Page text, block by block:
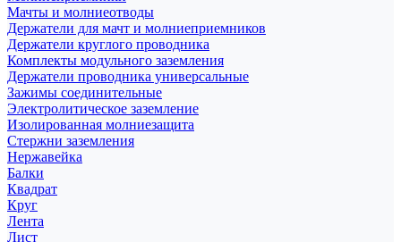
Мачты и молниеотводы
Держатели для мачт и молниеприемников
Держатели круглого проводника
Комплекты модульного заземления
Держатели проводника универсальные
Зажимы соединительные
Электролитическое заземление
Изолированная молниезащита
Стержни заземления
Нержавейка
Балки
Квадрат
Круг
Лента
Лист